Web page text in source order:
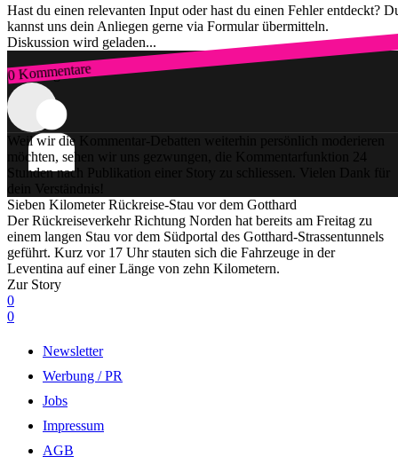
Hast du einen relevanten Input oder hast du einen Fehler entdeckt?
kannst uns dein Anliegen gerne via Formular übermitteln.
Diskussion wird geladen...
0 Kommentare
Zum Login
Weil wir die Kommentar-Debatten weiterhin persönlich moderieren
möchten, sehen wir uns gezwungen, die Kommentarfunktion 24
Stunden nach Publikation einer Story zu schliessen. Vielen Dank für
dein Verständnis!
Sieben Kilometer Rückreise-Stau vor dem Gotthard
Der Rückreiseverkehr Richtung Norden hat bereits am Freitag zu
einem langen Stau vor dem Südportal des Gotthard-Strassentunnels
geführt. Kurz vor 17 Uhr stauten sich die Fahrzeuge in der
Leventina auf einer Länge von zehn Kilometern.
Zur Story
0
0
Newsletter
Werbung / PR
Jobs
Impressum
AGB